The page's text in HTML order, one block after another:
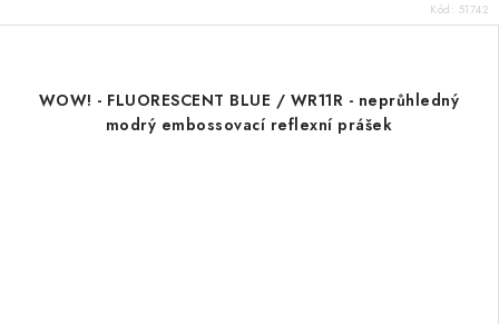
Kód: 51742
WOW! - FLUORESCENT BLUE / WR11R - neprůhledný
modrý embossovací reflexní prášek